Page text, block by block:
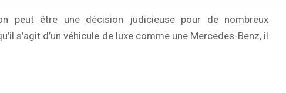
peut être une décision judicieuse pour de nombreux
s’agit d’un véhicule de luxe comme une Mercedes-Benz, il